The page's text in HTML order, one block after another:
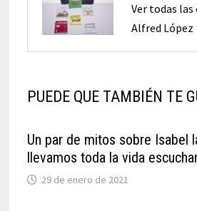
Ver todas las
Alfred
PUEDE QUE TAMBIÉN TE
Un par de mitos sobre Isabel
llevamos toda la vida
29 de enero de 2021